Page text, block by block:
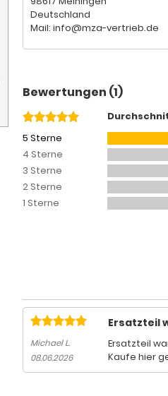
Deutschland
Mail: info@mza-vertrieb.de
Bewertungen (1)
5 Sterne
4 Sterne
3 Sterne
2 Sterne
1 Sterne
Michael L.
08.06.2026
Ersatzteil
Ersatzteil
Kaufe hier